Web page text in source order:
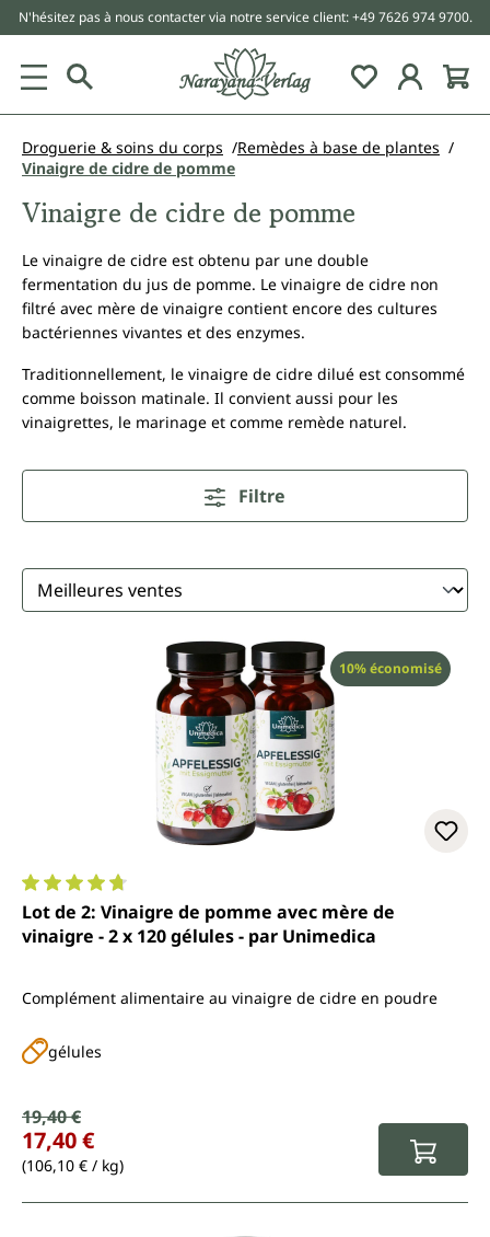
principal
N'hésitez pas à nous contacter via notre service client: +49 7626 974 9700.
Droguerie & soins du corps
Remèdes à base de plantes
Vinaigre de cidre de pomme
Vinaigre de cidre de pomme
Le vinaigre de cidre est obtenu par une double
fermentation du jus de pomme. Le vinaigre de cidre non
filtré avec mère de vinaigre contient encore des cultures
bactériennes vivantes et des enzymes.
Traditionnellement, le vinaigre de cidre dilué est consommé
comme boisson matinale. Il convient aussi pour les
vinaigrettes, le marinage et comme remède naturel.
Filtre
Réduction
10% économisé
Note moyenne de 4.8 sur 5 étoiles
Lot de 2: Vinaigre de pomme avec mère de
vinaigre - 2 x 120 gélules - par Unimedica
Complément alimentaire au vinaigre de cidre en poudre
gélules
Prix de vente :
Prix régulier :
19,40 €
17,40 €
(106,10 € / kg)